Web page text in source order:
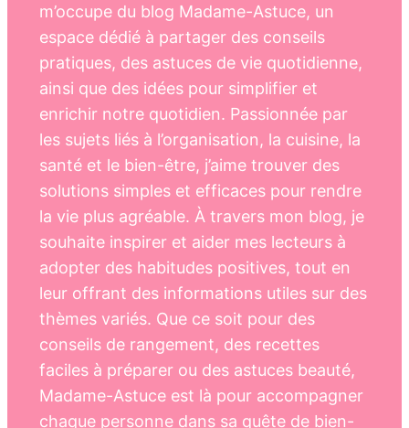
m’occupe du blog Madame-Astuce, un
espace dédié à partager des conseils
pratiques, des astuces de vie quotidienne,
ainsi que des idées pour simplifier et
enrichir notre quotidien. Passionnée par
les sujets liés à l’organisation, la cuisine, la
santé et le bien-être, j’aime trouver des
solutions simples et efficaces pour rendre
la vie plus agréable. À travers mon blog, je
souhaite inspirer et aider mes lecteurs à
adopter des habitudes positives, tout en
leur offrant des informations utiles sur des
thèmes variés. Que ce soit pour des
conseils de rangement, des recettes
faciles à préparer ou des astuces beauté,
Madame-Astuce est là pour accompagner
chaque personne dans sa quête de bien-